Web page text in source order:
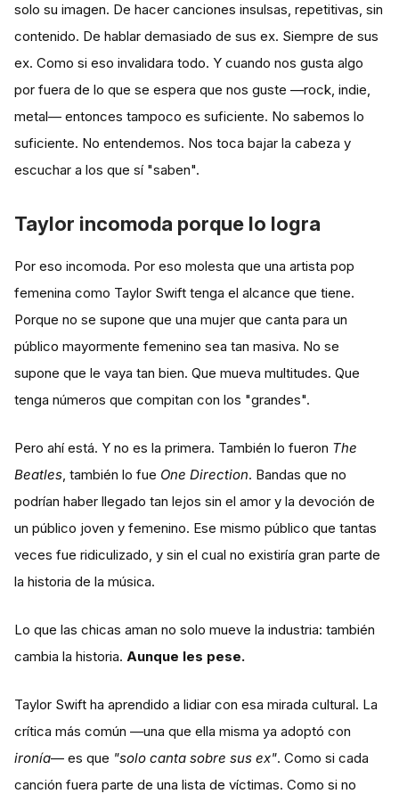
solo su imagen. De hacer canciones insulsas, repetitivas, sin
contenido. De hablar demasiado de sus ex. Siempre de sus
ex. Como si eso invalidara todo. Y cuando nos gusta algo
por fuera de lo que se espera que nos guste —rock, indie,
metal— entonces tampoco es suficiente. No sabemos lo
suficiente. No entendemos. Nos toca bajar la cabeza y
escuchar a los que sí "saben".
Taylor incomoda porque lo logra
Por eso incomoda. Por eso molesta que una artista pop
femenina como Taylor Swift tenga el alcance que tiene.
Porque no se supone que una mujer que canta para un
público mayormente femenino sea tan masiva. No se
supone que le vaya tan bien. Que mueva multitudes. Que
tenga números que compitan con los "grandes".
Pero ahí está. Y no es la primera. También lo fueron The
Beatles, también lo fue One Direction. Bandas que no
podrían haber llegado tan lejos sin el amor y la devoción de
un público joven y femenino. Ese mismo público que tantas
veces fue ridiculizado, y sin el cual no existiría gran parte de
la historia de la música.
Lo que las chicas aman no solo mueve la industria: también
cambia la historia. Aunque les pese.
Taylor Swift ha aprendido a lidiar con esa mirada cultural. La
crítica más común —una que ella misma ya adoptó con
ironía— es que "solo canta sobre sus ex". Como si cada
canción fuera parte de una lista de víctimas. Como si no